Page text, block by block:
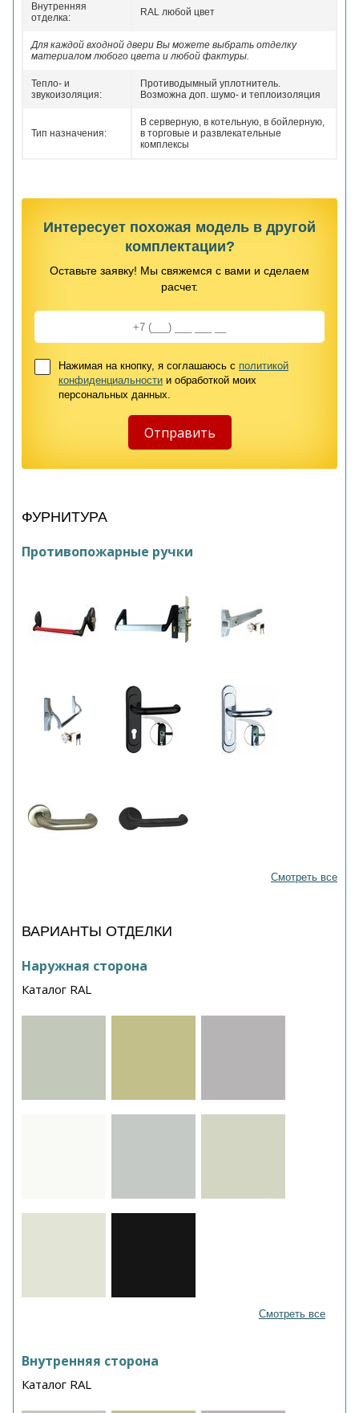
Внутренняя
отделка:
RAL любой цвет
Для каждой входной двери Вы можете выбрать отделку
материалом любого цвета и любой фактуры.
Тепло- и
звукоизоляция:
Противодымный уплотнитель.
Возможна доп. шумо- и теплоизоляция
Тип назначения:
В серверную, в котельную, в бойлерную,
в торговые и развлекательные
комплексы
Интересует похожая модель в другой
комплектации?
Оставьте заявку! Мы свяжемся с вами и сделаем
расчет.
Нажимая на кнопку, я соглашаюсь с политикой
конфиденциальности и обработкой моих
персональных данных.
ФУРНИТУРА
Противопожарные ручки
Смотреть все
ВАРИАНТЫ ОТДЕЛКИ
Наружная сторона
Каталог RAL
Смотреть все
Внутренняя сторона
Каталог RAL